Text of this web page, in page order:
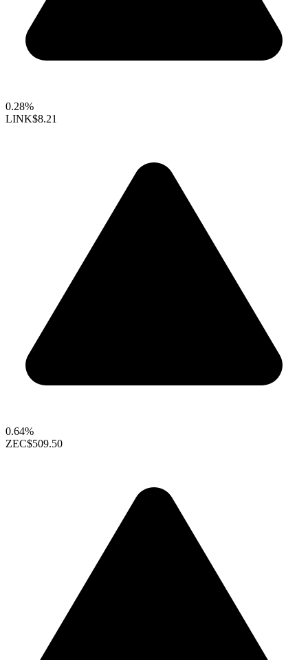
0.28%
LINK$8.21
0.64%
ZEC$509.50